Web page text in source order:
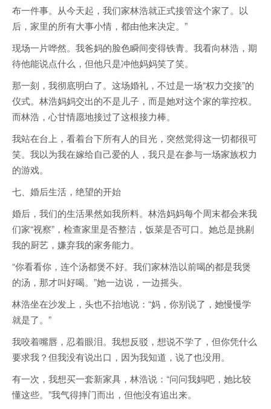
布一件事。从今天起，我们家林浩就正式接管这个家了。以
后，家里的所有大事小情，都由他来决定。”
现场一片哗然。我爸妈的脸色瞬间变得铁青。我看向林浩，期
待他能说点什么，但他只是冲他妈妈笑了笑。
那一刻，我彻底明白了。这场婚礼，不过是一场“权力交接”的
仪式。林浩妈妈交出的不是儿子，而是她对这个家的掌控权。
而林浩，心甘情愿地接过了这根接力棒。
我站在台上，看着台下所有人的目光，突然觉得这一切都很可
笑。我以为我在嫁给自己爱的人，我只是在参与一场家族权力
的游戏。
七、婚后生活，绝望的开始
婚后，我们的生活果然如我所料。林浩妈妈每个周末都会来我
们家“视察”，检查家里是否整洁，饭菜是否可口。她总是挑剔
我的厨艺，嫌弃我的家务能力。
“你看看你，连个汤都煲不好。我们家林浩以前喝的都是我煲
的汤，那才叫好喝。”她一边说，一边摇头。
林浩坐在沙发上，头也不抬地说：“妈，你别说了，她慢慢学
就是了。”
我咬着嘴唇，忍着眼泪。我想反驳，想说不学了，但你凭什么
要求我？但我没有说出口，因为我知道，说了也没用。
有一次，我想买一套新家具，林浩说：“问问我妈吧，她比较
懂这些。”我气得摔门而出，但他没有追出来。